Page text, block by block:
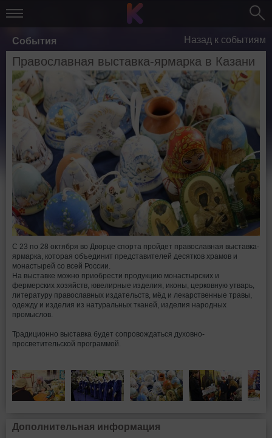
События Назад к событиям
Православная выставка-ярмарка в Казани
С 23 по 28 октября во Дворце спорта пройдет православная выставка-
ярмарка, которая объединит представителей десятков храмов и
монастырей со всей России.
На выставке можно приобрести продукцию монастырских и
фермерских хозяйств, ювелирные изделия, иконы, церковную утварь,
литературу православных издательств, мёд и лекарственные травы,
одежду и изделия из натуральных тканей, изделия народных
промыслов.
Традиционно выставка будет сопровождаться духовно-
просветительской программой.
Дополнительная информация